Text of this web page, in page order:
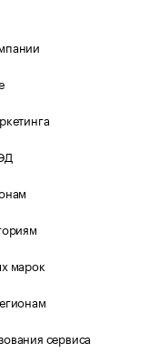
марок
сервиса